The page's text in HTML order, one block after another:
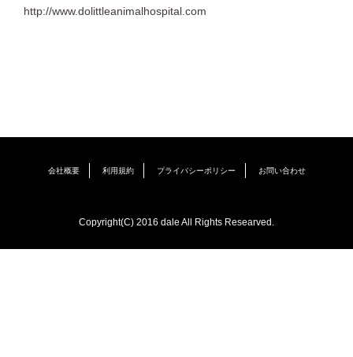
http://www.dolittleanimalhospital.com
会社概要 利用規約 プライバシーポリシー お問い合わせ
Copyright(C) 2016 dale All Rights Researved.